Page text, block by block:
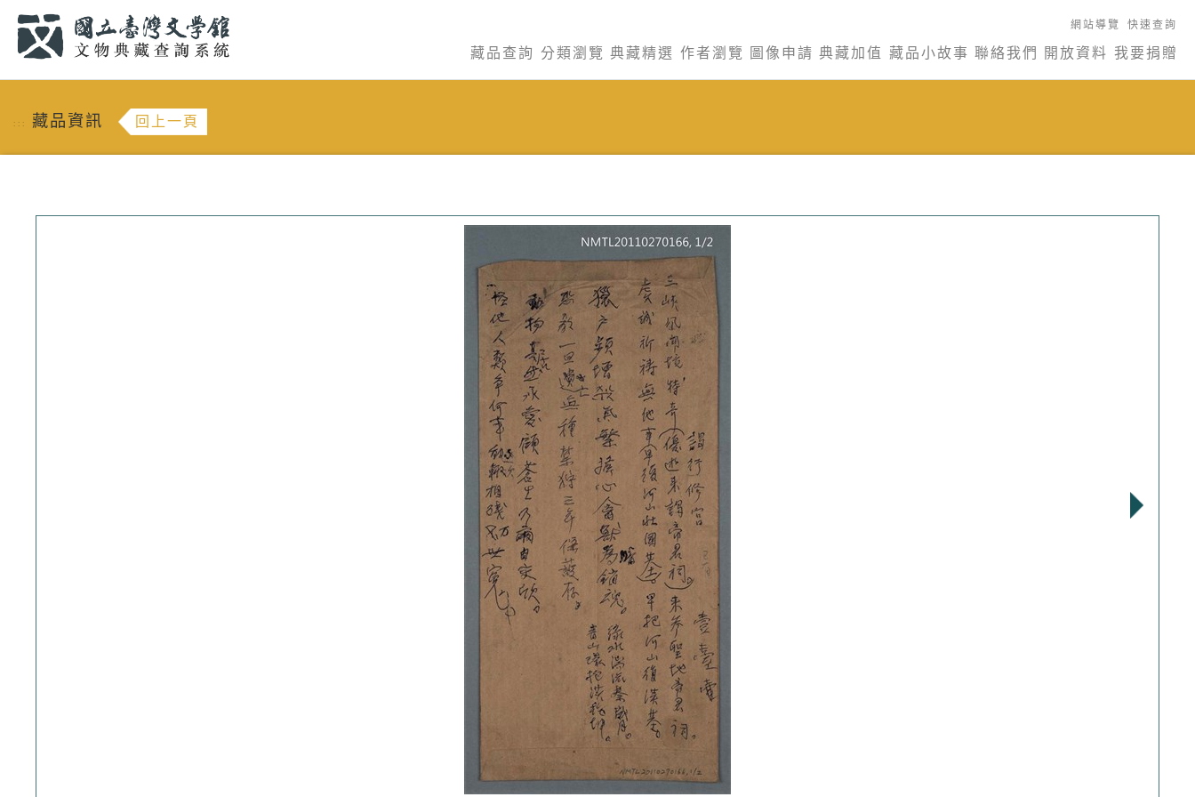
網站導覽 快速查詢
藏品查詢 分類瀏覽 典藏精選 作者瀏覽 圖像申請 典藏加值 藏品小故事 聯絡我們 開放資料 我要捐贈
::: 藏品資訊 回上一頁